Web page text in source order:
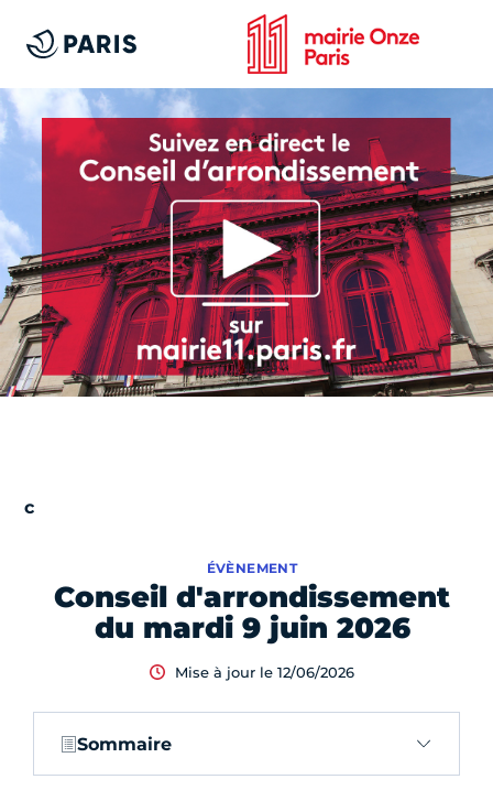
Conseil d'arrondissement
du mardi 9 juin 2026
ÉVÈNEMENT
Mise à jour le 12/06/2026
Sommaire